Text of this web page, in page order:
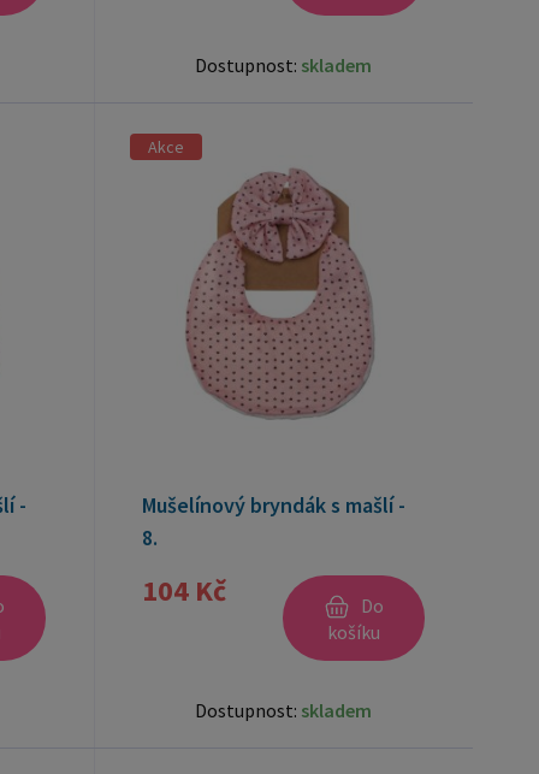
Dostupnost: skladem
-
Akce
Mušelínový bryndák s mašlí -
8.
104 Kč
Do
košíku
Dostupnost: skladem